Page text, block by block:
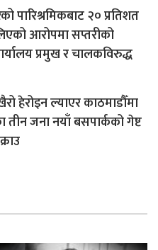
पारिश्रमिकबाट २० प्रतिशत
आरोपमा सप्तरीको
प्रमुख र चालकविरुद्ध
हेरोइन ल्याएर काठमाडौँमा
तीन जना नयाँ बसपार्कको गेष्ट